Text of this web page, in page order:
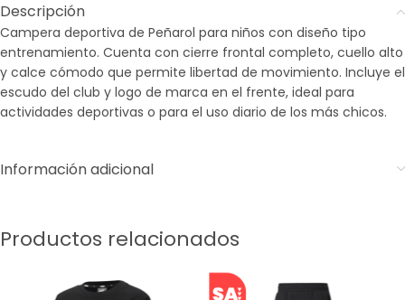
Descripción
Campera deportiva de Peñarol para niños con diseño tipo
entrenamiento. Cuenta con cierre frontal completo, cuello alto
y calce cómodo que permite libertad de movimiento. Incluye el
escudo del club y logo de marca en el frente, ideal para
actividades deportivas o para el uso diario de los más chicos.
Información adicional
Productos relacionados